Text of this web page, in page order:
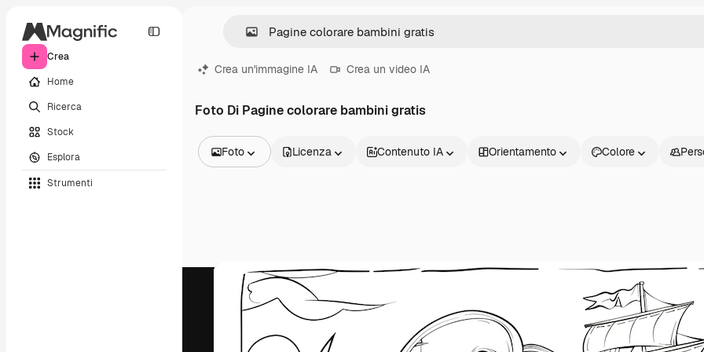
Crea
Home
Ricerca
Stock
Esplora
Strumenti
Crea un'immagine IA Crea un video IA
Foto Di Pagine colorare bambini gratis
Foto
Video
Clip video
Motion graphic
Modelli di video
Licenza Contenuto IA Orientamento Colore
Prodotti Inizia